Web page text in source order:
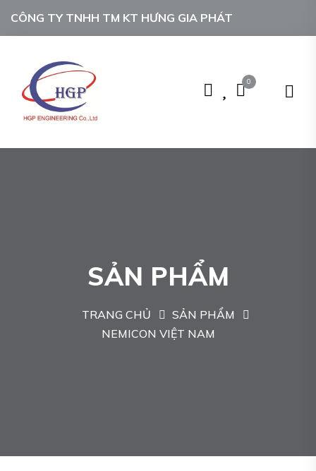
CÔNG TY TNHH TM KT HƯNG GIA PHÁT
0
SẢN PHẨM
TRANG CHỦ
SẢN PHẨM
NEMICON VIỆT NAM